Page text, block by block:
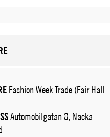
Fashion Week Trade (Fair Hall
Automobilgatan 8, Nacka